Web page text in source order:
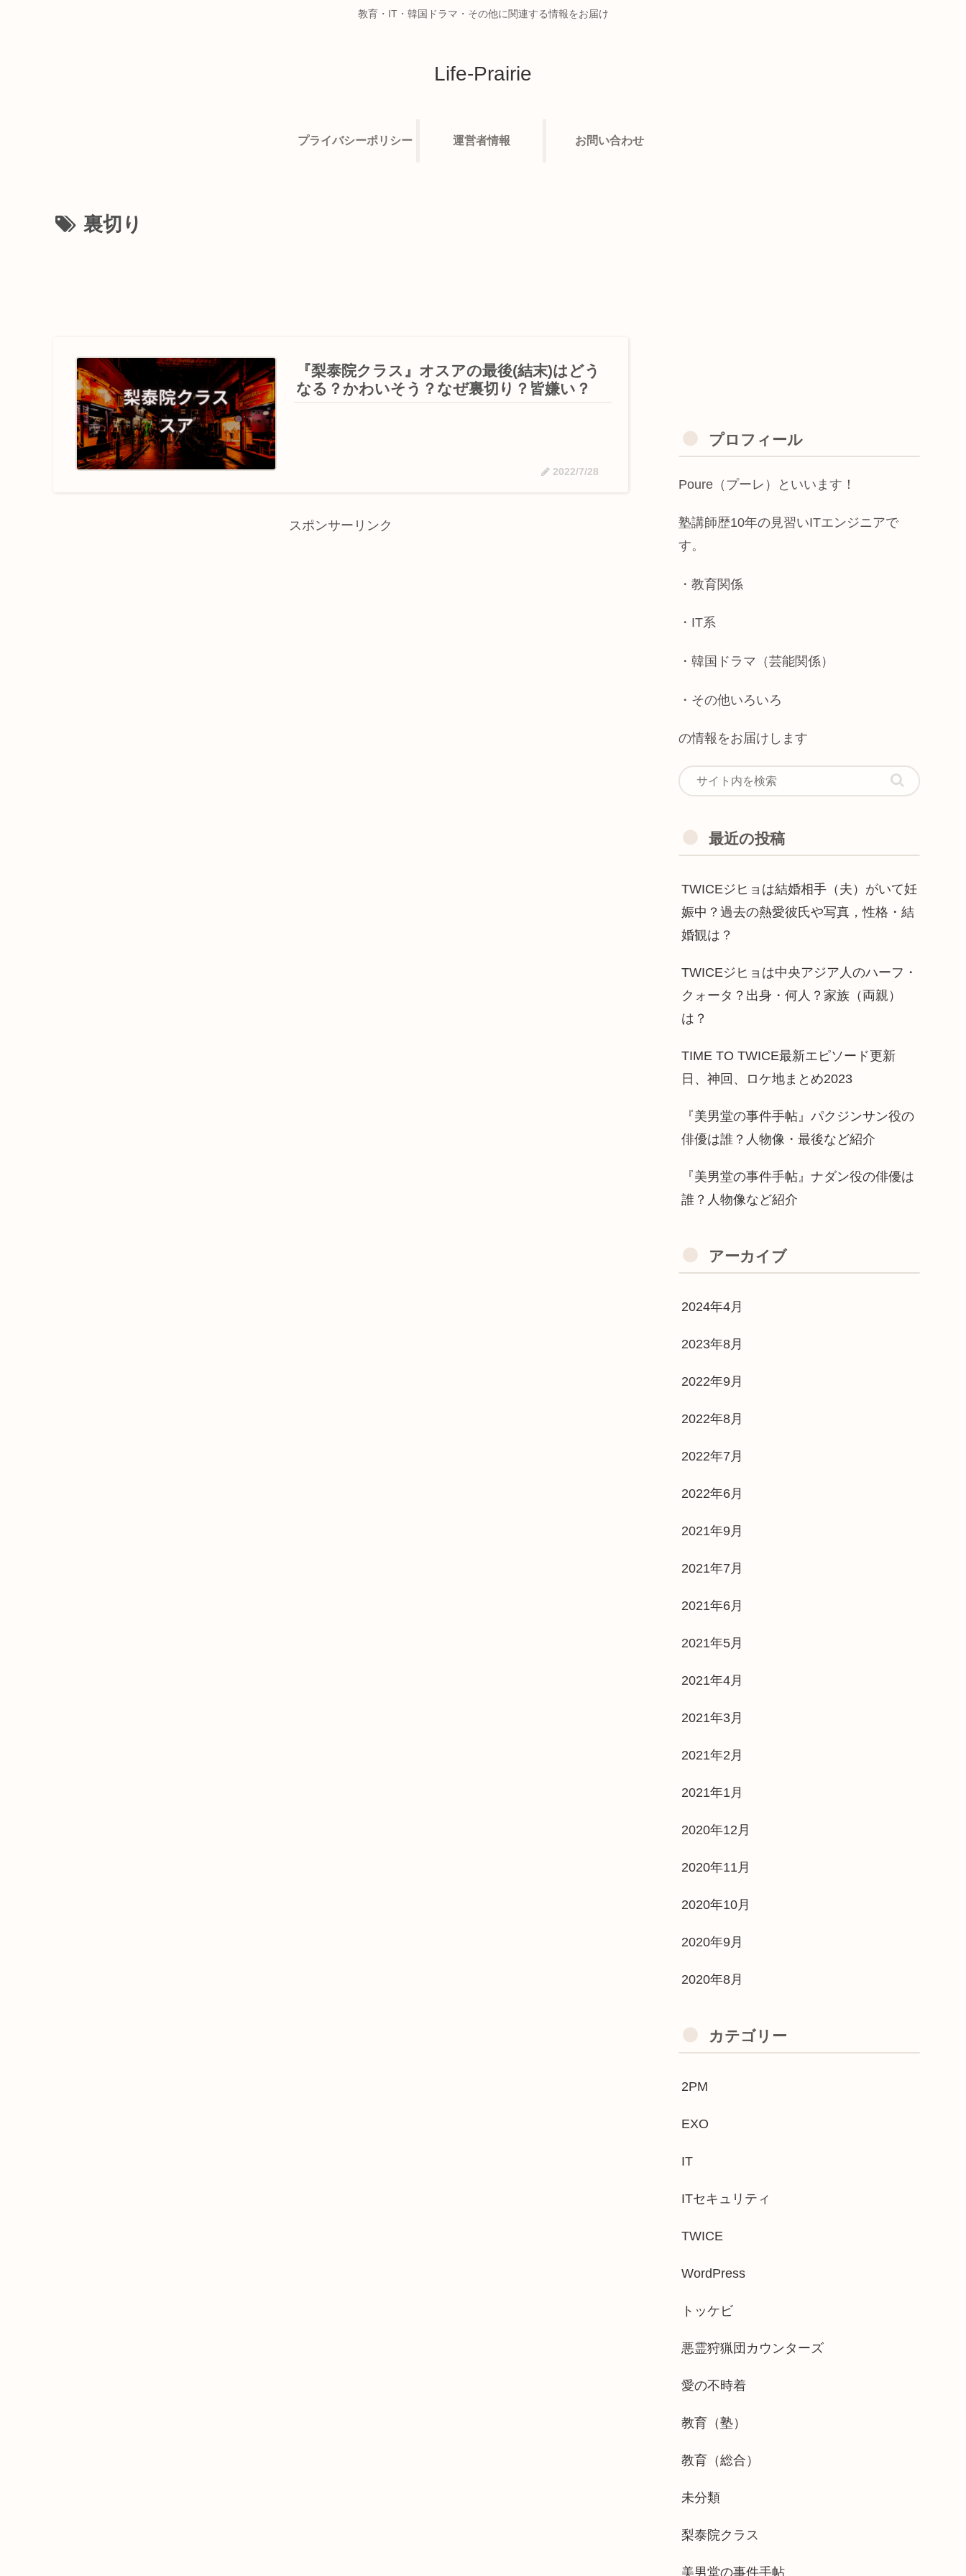
教育・IT・韓国ドラマ・その他に関連する情報をお届け
Life-Prairie
プライバシーポリシー 運営者情報 お問い合わせ
裏切り
『梨泰院クラス』オスアの最後(結末)はどう
なる？かわいそう？なぜ裏切り？皆嫌い？
2022/7/28
スポンサーリンク
プロフィール
Poure（プーレ）といいます！
塾講師歴10年の見習いITエンジニアで
す。
・教育関係
・IT系
・韓国ドラマ（芸能関係）
・その他いろいろ
の情報をお届けします
最近の投稿
TWICEジヒョは結婚相手（夫）がいて妊
娠中？過去の熱愛彼氏や写真，性格・結
婚観は？
TWICEジヒョは中央アジア人のハーフ・
クォータ？出身・何人？家族（両親）
は？
TIME TO TWICE最新エピソード更新
日、神回、ロケ地まとめ2023
『美男堂の事件手帖』パクジンサン役の
俳優は誰？人物像・最後など紹介
『美男堂の事件手帖』ナダン役の俳優は
誰？人物像など紹介
アーカイブ
2024年4月
2023年8月
2022年9月
2022年8月
2022年7月
2022年6月
2021年9月
2021年7月
2021年6月
2021年5月
2021年4月
2021年3月
2021年2月
2021年1月
2020年12月
2020年11月
2020年10月
2020年9月
2020年8月
カテゴリー
2PM
EXO
IT
ITセキュリティ
TWICE
WordPress
トッケビ
悪霊狩猟団カウンターズ
愛の不時着
教育（塾）
教育（総合）
未分類
梨泰院クラス
美男堂の事件手帖